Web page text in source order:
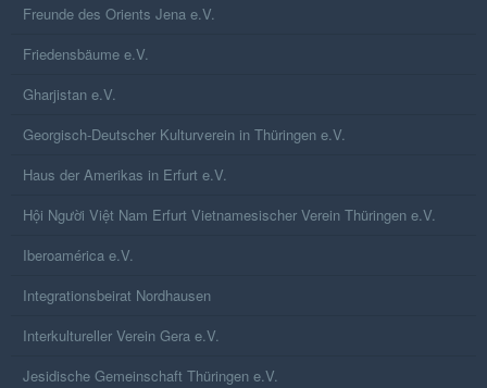
Freunde des Orients Jena e.V.
Friedensbäume e.V.
Gharjistan e.V.
Georgisch-Deutscher Kulturverein in Thüringen e.V.
Haus der Amerikas in Erfurt e.V.
Hội Người Việt Nam Erfurt Vietnamesischer Verein Thüringen e.V.
Iberoamérica e.V.
Integrationsbeirat Nordhausen
Interkultureller Verein Gera e.V.
Jesidische Gemeinschaft Thüringen e.V.